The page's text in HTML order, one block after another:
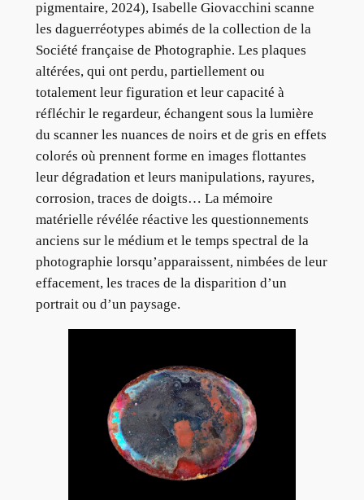
pigmentaire, 2024), Isabelle Giovacchini scanne
les daguerréotypes abimés de la collection de la
Société française de Photographie. Les plaques
altérées, qui ont perdu, partiellement ou
totalement leur figuration et leur capacité à
réfléchir le regardeur, échangent sous la lumière
du scanner les nuances de noirs et de gris en effets
colorés où prennent forme en images flottantes
leur dégradation et leurs manipulations, rayures,
corrosion, traces de doigts… La mémoire
matérielle révélée réactive les questionnements
anciens sur le médium et le temps spectral de la
photographie lorsqu’apparaissent, nimbées de leur
effacement, les traces de la disparition d’un
portrait ou d’un paysage.